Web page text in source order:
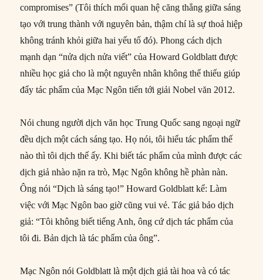
compromises” (Tôi thích mối quan hệ căng thẳng giữa sáng
tạo với trung thành với nguyên bản, thậm chí là sự thoả hiệp
không tránh khỏi giữa hai yếu tố đó). Phong cách dịch
mạnh dạn “nửa dịch nửa viết” của Howard Goldblatt được
nhiều học giả cho là một nguyên nhân không thể thiếu giúp
đẩy tác phẩm của Mạc Ngôn tiến tới giải Nobel văn 2012.
Nói chung người dịch văn học Trung Quốc sang ngoại ngữ
đều dịch một cách sáng tạo. Họ nói, tôi hiểu tác phẩm thế
nào thì tôi dịch thế ấy. Khi biết tác phẩm của mình được các
dịch giả nhào nặn ra trò, Mạc Ngôn không hề phàn nàn.
Ông nói “Dịch là sáng tạo!” Howard Goldblatt kể: Làm
việc với Mạc Ngôn bao giờ cũng vui vẻ. Tác giả bảo dịch
giả: “Tôi không biết tiếng Anh, ông cứ dịch tác phẩm của
tôi đi. Bản dịch là tác phẩm của ông”.
Mạc Ngôn nói Goldblatt là một dịch giả tài hoa và có tác